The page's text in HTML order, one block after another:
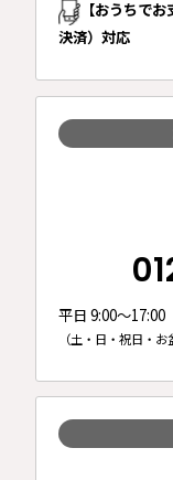
【おうちでお
決済）対応
平日 9:00～17:00
（土・日・祝日・